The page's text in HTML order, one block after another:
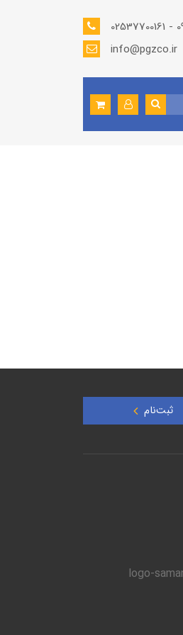
02537700161 -
info@pgzco.ir
ثبت‌نام